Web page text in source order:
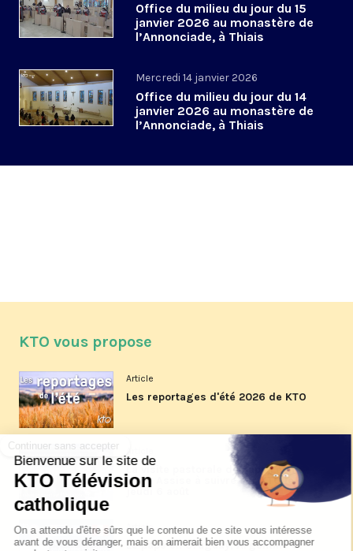
Office du milieu du jour du 15
janvier 2026 au monastère de
l’Annonciade, à Thiais
Mercredi 14 janvier 2026
Office du milieu du jour du 14
janvier 2026 au monastère de
l’Annonciade, à Thiais
KTO vous propose
Article
Les reportages d'été 2026 de KTO
La visite pastorale du pape Léon
XIV à Assise à suivre sur KTO le
jeudi 6 août
Article
Le pape en Uruguay, Argentine et